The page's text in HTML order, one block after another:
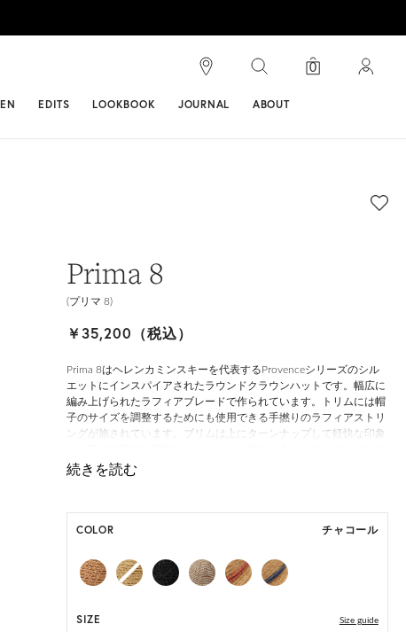
0
EDITS LOOKBOOK JOURNAL ABOUT
Prima 8
(プリマ 8)
￥35,200（税込）
Prima 8はヘレンカミンスキーを代表するProvenceシリーズのシル
エットにインスパイアされたラウンドクラウンハットです。幅広に
編み上げられたラフィアブレードで作られています。トリムには帽
子のサイズを調整するためにも使用できる手撚りのラフィアストリ
ングが施されています。ブリムは上にターンナップして軽快な印象
が可能です。
M, L 展開の商品:M 57.5cm, L 59.5cm
ございます。
COLOR チャコール
SIZE Size guide